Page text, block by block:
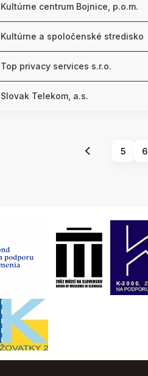
Kultúrne centrum Bojnice, p.o.m.
Kultúrne a spoločenské stredisko
Top privacy services s.r.o.
Slovak Telekom, a.s.
5 6